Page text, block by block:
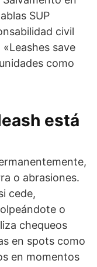
SUP
civil
save
como
está
o abrasiones.
cede,
o
chequeos
en spots como
en momentos